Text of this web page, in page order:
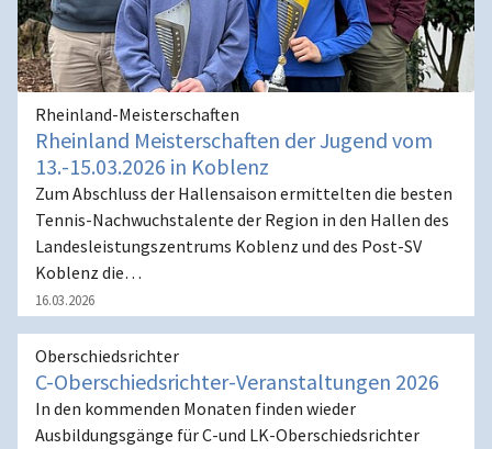
Rheinland-Meisterschaften
Rheinland Meisterschaften der Jugend vom
13.-15.03.2026 in Koblenz
Zum Abschluss der Hallensaison ermittelten die besten
Tennis-Nachwuchstalente der Region in den Hallen des
Landesleistungszentrums Koblenz und des Post-SV
Koblenz die…
16.03.2026
Oberschiedsrichter
C-Oberschiedsrichter-Veranstaltungen 2026
In den kommenden Monaten finden wieder
Ausbildungsgänge für C-und LK-Oberschiedsrichter